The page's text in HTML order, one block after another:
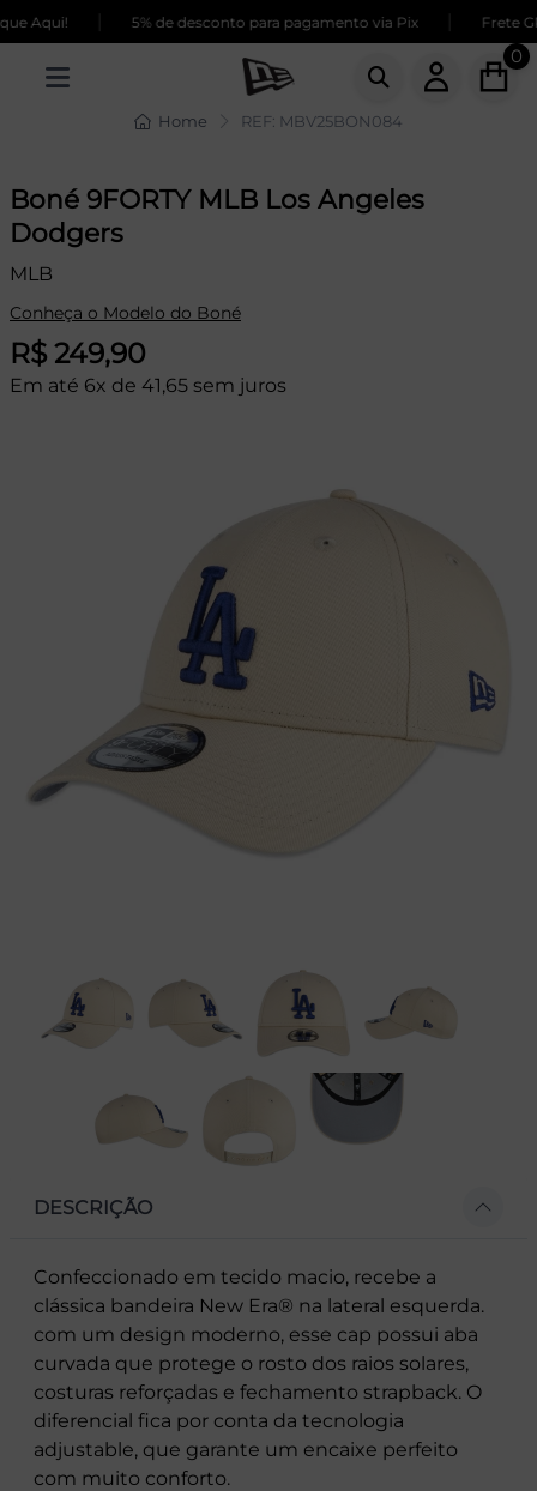
Aqui! 5% de desconto para pagamento via Pix Frete
0
Home REF: MBV25BON084
Boné 9FORTY MLB Los Angeles
Dodgers
MLB
Conheça o Modelo do Boné
R$ 249,90
Em até 6x de 41,65 sem juros
DESCRIÇÃO
Confeccionado em tecido macio, recebe a
clássica bandeira New Era® na lateral esquerda.
com um design moderno, esse cap possui aba
curvada que protege o rosto dos raios solares,
costuras reforçadas e fechamento strapback. O
diferencial fica por conta da tecnologia
adjustable, que garante um encaixe perfeito
com muito conforto.